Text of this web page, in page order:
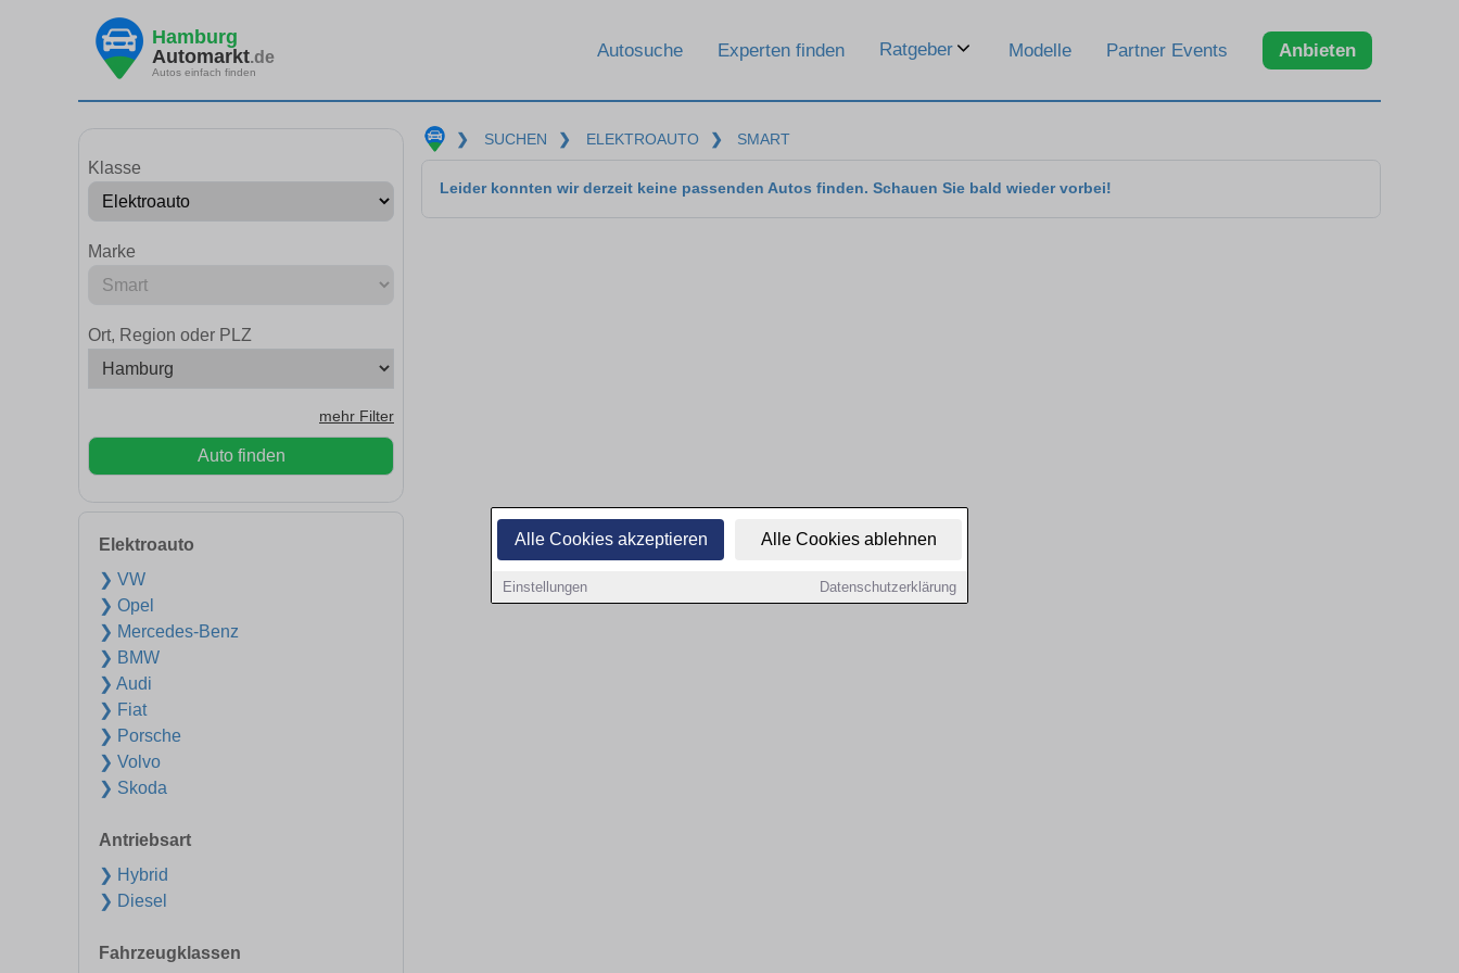
Alle Cookies akzeptieren Alle Cookies ablehnen
Einstellungen Datenschutzerklärung
Hamburg
Automarkt.de
Autos einfach finden
Autosuche Experten finden Ratgeber Modelle Partner Events Anbieten
Klasse
Marke
Ort, Region oder PLZ
mehr Filter
Auto finden
Elektroauto
❯ VW
❯ Opel
❯ Mercedes-Benz
❯ BMW
❯ Audi
❯ Fiat
❯ Porsche
❯ Volvo
❯ Skoda
Antriebsart
❯ Hybrid
❯ Diesel
Fahrzeugklassen
❯ SUCHEN ❯ ELEKTROAUTO ❯ SMART
Leider konnten wir derzeit keine passenden Autos finden. Schauen Sie bald wieder vorbei!